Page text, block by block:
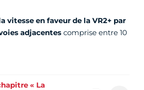
vitesse en faveur de la VR2+ par
adjacentes comprise entre 10
« La